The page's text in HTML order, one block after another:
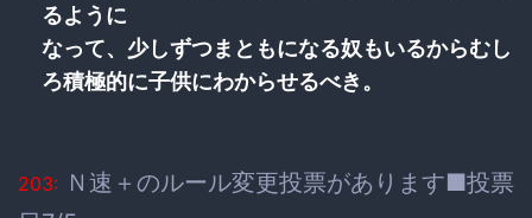
るように
なって、少しずつまともになる奴もいるからむし
ろ積極的に子供にわからせるべき。
203: Ｎ速＋のルール変更投票があります■投票